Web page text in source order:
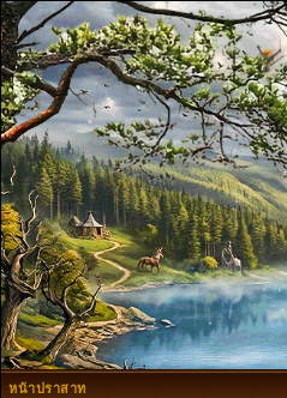
หน้าปราสาท